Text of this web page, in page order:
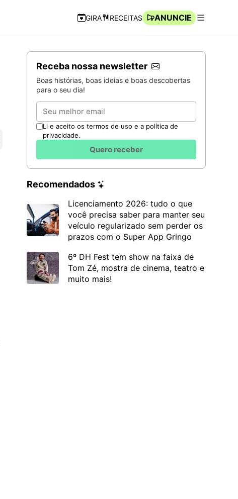
Navegação Rápida
GIRA RECEITAS
ANUNCIE
Receba nossa newsletter
Boas histórias, boas ideias e boas descobertas
para o seu dia!
Email
Li e aceito os termos de uso e a política de
privacidade.
Quero receber
Recomendados
Licenciamento 2026: tudo o que
você precisa saber para manter seu
veículo regularizado sem perder os
prazos com o Super App Gringo
6º DH Fest tem show na faixa de
Tom Zé, mostra de cinema, teatro e
muito mais!